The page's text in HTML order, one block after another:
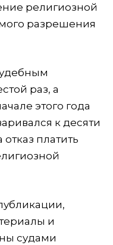
религиозной
разрешения
раз, а
этого года
к десяти
платить
и
судами